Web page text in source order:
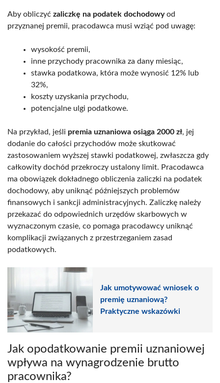
Aby obliczyć zaliczkę na podatek dochodowyod
przyznanej premii, pracodawca musi wziąć pod uwagę:
wysokość premii,
inne przychody pracownika za dany miesiąc,
stawka podatkowa, która może wynosić 12% lub
32%,
koszty uzyskania przychodu,
potencjalne ulgi podatkowe.
Na przykład, jeśli premia uznaniowa osiąga 2000 zł, jej
dodanie do całości przychodów może skutkować
zastosowaniem wyższej stawki podatkowej, zwłaszcza gdy
całkowity dochód przekroczy ustalony limit. Pracodawca
ma obowiązek dokładnego obliczenia zaliczki na podatek
dochodowy, aby uniknąć późniejszych problemów
finansowych i sankcji administracyjnych. Zaliczkę należy
przekazać do odpowiednich urzędów skarbowych w
wyznaczonym czasie, co pomaga pracodawcy uniknąć
komplikacji związanych z przestrzeganiem zasad
podatkowych.
Jak umotywować wniosek o
premię uznaniową?
Praktyczne wskazówki
Jak opodatkowanie premii uznaniowej
wpływa na wynagrodzenie brutto
pracownika?